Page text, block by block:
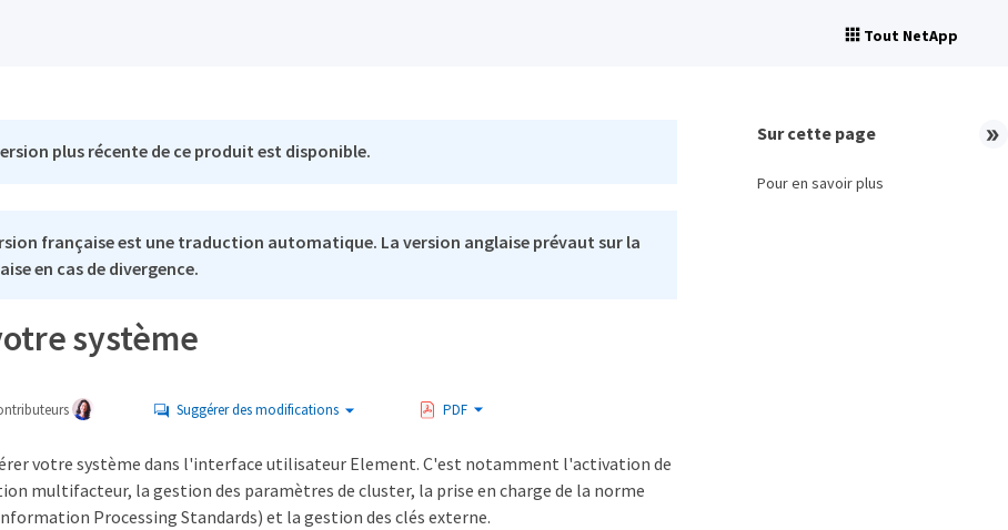
Tout NetApp
plus récente de ce produit est disponible.
française est une traduction automatique. La version anglaise prévaut sur la
en cas de divergence.
système
Suggérer des modifications PDF
votre système dans l'interface utilisateur Element. C'est notamment l'activation de
multifacteur, la gestion des paramètres de cluster, la prise en charge de la norme
Processing Standards) et la gestion des clés externe.
Sur cette page
Pour en savoir plus